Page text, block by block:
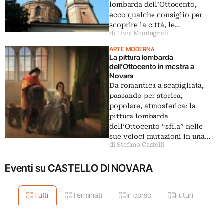
lombarda dell’Ottocento,
ecco qualche consiglio per
scoprire la città, le…
di Livia Montagnoli
ARTE MODERNA
La pittura lombarda
dell’Ottocento in mostra a
Novara
Da romantica a scapigliata,
passando per storica,
popolare, atmosferica: la
pittura lombarda
dell’Ottocento “sfila” nelle
sue veloci mutazioni in una…
di Stefano Castelli
Eventi su CASTELLO DI NOVARA
Tutti Terminati In corso Futuri